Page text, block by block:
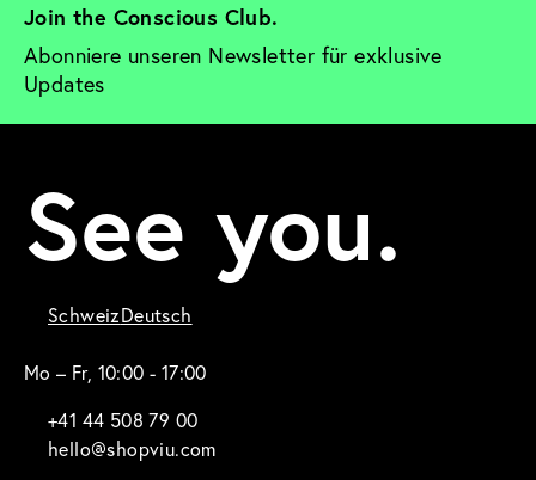
Join the Conscious Club.
Abonniere unseren Newsletter für exklusive
Updates
See you.
SchweizDeutsch
Mo – Fr, 10:00 - 17:00
+41 44 508 79 00
hello@shopviu.com